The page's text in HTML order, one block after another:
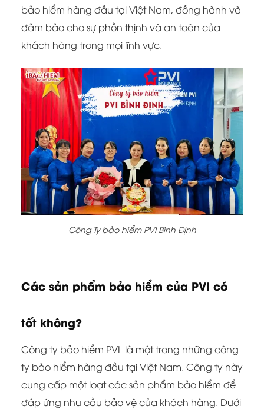
bảo hiểm hàng đầu tại Việt Nam, đồng hành và
đảm bảo cho sự phồn thịnh và an toàn của
khách hàng trong mọi lĩnh vực.
Công Ty bảo hiểm PVI Bình Định
Các sản phẩm bảo hiểm của PVI có
tốt không?
Công ty bảo hiểm PVI là một trong những công
ty bảo hiểm hàng đầu tại Việt Nam. Công ty này
cung cấp một loạt các sản phẩm bảo hiểm để
đáp ứng nhu cầu bảo vệ của khách hàng. Dưới